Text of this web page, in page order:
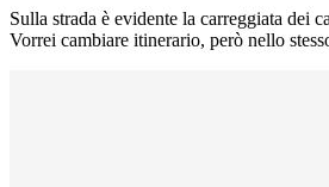
Sulla strada è evidente la carreggiata dei
Vorrei cambiare itinerario, però nello